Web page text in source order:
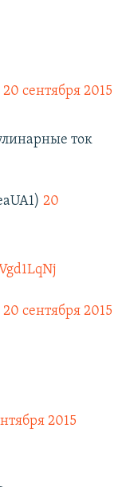
20 сентября 2015
ток
20
20 сентября 2015
2015